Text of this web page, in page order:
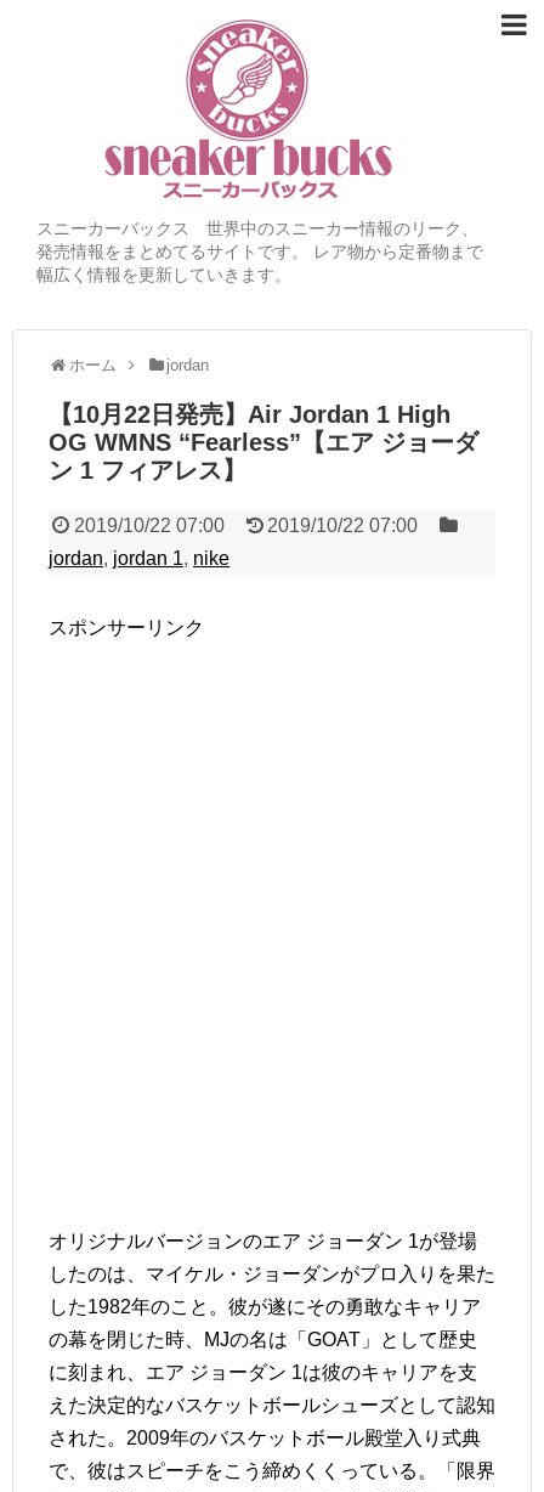
スニーカーバックス 世界中のスニーカー情報のリーク、
発売情報をまとめてるサイトです。 レア物から定番物まで
幅広く情報を更新していきます。
ホーム jordan
【10月22日発売】Air Jordan 1 High
OG WMNS “Fearless”【エア ジョーダ
ン 1 フィアレス】
2019/10/22 07:00
2019/10/22 07:00
jordan, jordan 1, nike
スポンサーリンク
オリジナルバージョンのエア ジョーダン 1が登場
したのは、マイケル・ジョーダンがプロ入りを果た
した1982年のこと。彼が遂にその勇敢なキャリア
の幕を閉じた時、MJの名は「GOAT」として歴史
に刻まれ、エア ジョーダン 1は彼のキャリアを支
えた決定的なバスケットボールシューズとして認知
された。2009年のバスケットボール殿堂入り式典
で、彼はスピーチをこう締めくくっている。「限界